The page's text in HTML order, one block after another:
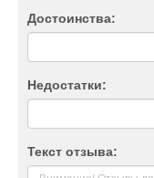
Достоинства:
Недостатки:
Текст отзыва: